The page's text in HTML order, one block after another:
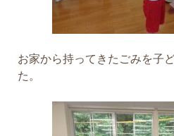
お家から持ってきたごみを子
た。